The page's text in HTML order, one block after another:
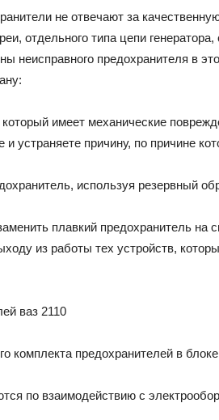
не отвечают за
отдельного типа цепи
неисправного предохранителя в
имеет механические
устраняете причину, по причине
используя резервный
плавкий предохранитель
из работы тех устройств,
комплекта предохранителей в блоке
по взаимодействию с